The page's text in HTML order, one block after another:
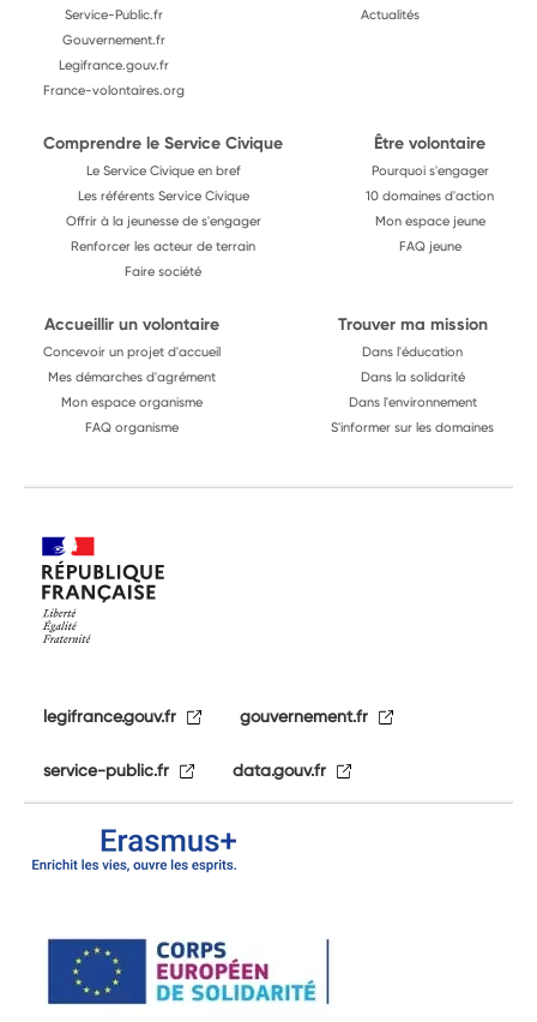
Service-Public.fr
Gouvernement.fr
Legifrance.gouv.fr
France-volontaires.org
Actualités
Comprendre le Service Civique
Le Service Civique en bref
Les référents Service Civique
Offrir à la jeunesse de s'engager
Renforcer les acteur de terrain
Faire société
Être volontaire
Pourquoi s'engager
10 domaines d'action
Mon espace jeune
FAQ jeune
Accueillir un volontaire
Concevoir un projet d'accueil
Mes démarches d'agrément
Mon espace organisme
FAQ organisme
Trouver ma mission
Dans l'éducation
Dans la solidarité
Dans l'environnement
S'informer sur les domaines
legifrance.gouv.fr gouvernement.fr
service-public.fr data.gouv.fr